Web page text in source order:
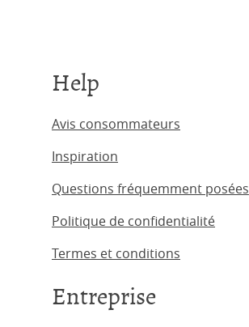
Help
Avis consommateurs
Inspiration
Questions fréquemment posées
Politique de confidentialité
Termes et conditions
Entreprise